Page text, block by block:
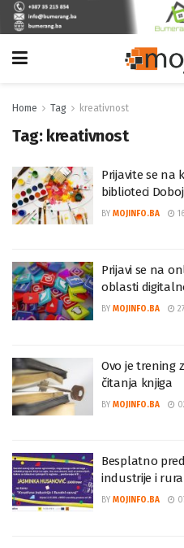
Home Tag kreativnost
Tag: kreativnost
Prijavite se na
biblioteci
BY MOJINFO.BA
Prijavi se na
oblasti
BY MOJINFO.BA
Ovo je trening
čitanja knjiga
BY MOJINFO.BA
Besplatno
industrije i
BY MOJINFO.BA